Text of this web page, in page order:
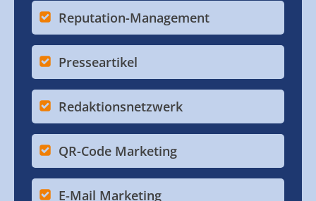
Reputation-Management
Presseartikel
Redaktionsnetzwerk
QR-Code Marketing
E-Mail Marketing